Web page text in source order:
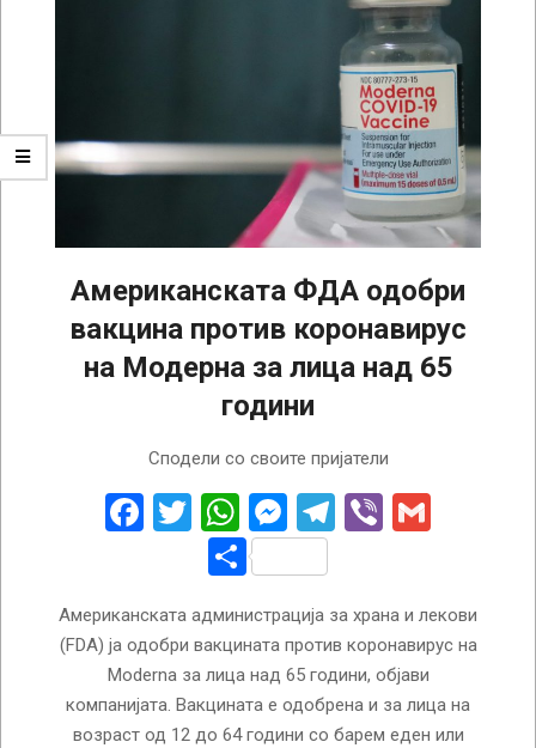
Американската ФДА одобри
вакцина против коронавирус
на Модерна за лица над 65
години
Сподели со своите пријатели
Facebook
Twitter
WhatsApp
Messenger
Telegram
Viber
Share
Американската администрација за храна и лекови
(FDA) ја одобри вакцината против коронавирус на
Moderna за лица над 65 години, објави
компанијата. Вакцината е одобрена и за лица на
возраст од 12 до 64 години со барем еден или